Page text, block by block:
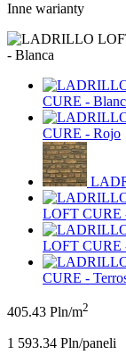
Inne warianty
- Blanca
CURE -
CURE - Rojo
LOFT CURE
LOFT CURE
CURE -
405.43 Pln/m2
1 593.34 Pln/paneli